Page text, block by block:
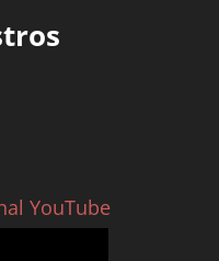
YouTube